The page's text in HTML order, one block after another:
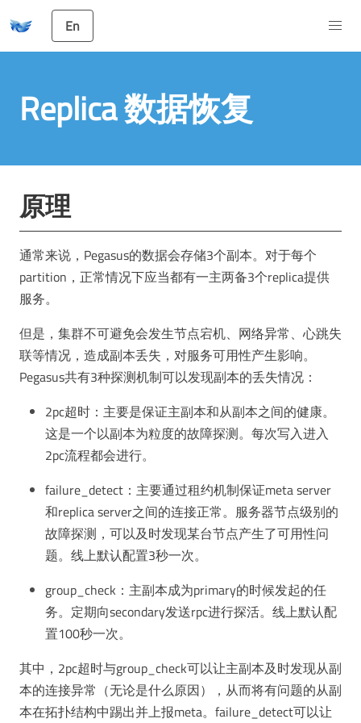
En
Replica 数据恢复
原理
通常来说，Pegasus的数据会存储3个副本。对于每个
partition，正常情况下应当都有一主两备3个replica提供
服务。
但是，集群不可避免会发生节点宕机、网络异常、心跳失
联等情况，造成副本丢失，对服务可用性产生影响。
Pegasus共有3种探测机制可以发现副本的丢失情况：
2pc超时：主要是保证主副本和从副本之间的健康。
这是一个以副本为粒度的故障探测。每次写⼊进⼊
2pc流程都会进⾏。
failure_detect：主要通过租约机制保证meta server
和replica server之间的连接正常。服务器节点级别的
故障探测，可以及时发现某台节点产生了可用性问
题。线上默认配置3秒⼀次。
group_check：主副本成为primary的时候发起的任
务。定期向secondary发送rpc进⾏探活。线上默认配
置100秒⼀次。
其中，2pc超时与group_check可以让主副本及时发现从副
本的连接异常（无论是什么原因），从而将有问题的从副
本在拓扑结构中踢出并上报meta。failure_detect可以让